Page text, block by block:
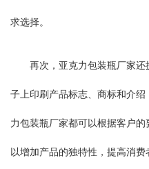
求选择。
再次，亚克力包装瓶厂家
子上印刷产品标志、商标和介
力包装瓶厂家都可以根据客户
以增加产品的独特性，提高消